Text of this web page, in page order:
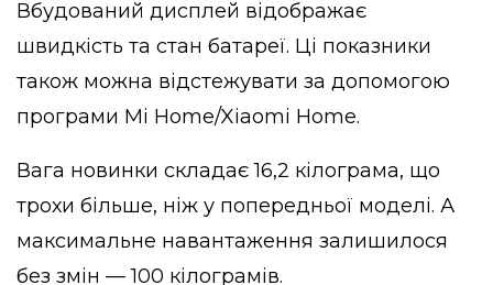
Вбудований дисплей відображає
швидкість та стан батареї. Ці показники
також можна відстежувати за допомогою
програми Mi Home/Xiaomi Home.
Вага новинки складає 16,2 кілограма, що
трохи більше, ніж у попередньої моделі. А
максимальне навантаження залишилося
без змін — 100 кілограмів.